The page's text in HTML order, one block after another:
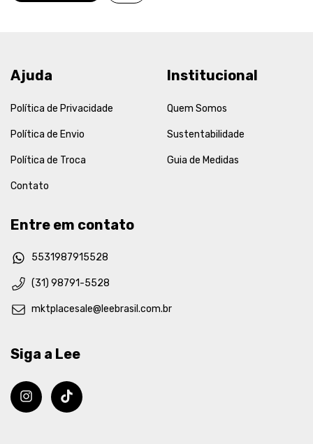
Ajuda
Política de Privacidade
Política de Envio
Política de Troca
Contato
Institucional
Quem Somos
Sustentabilidade
Guia de Medidas
Entre em contato
5531987915528
(31) 98791-5528
mktplacesale@leebrasil.com.br
Siga a Lee